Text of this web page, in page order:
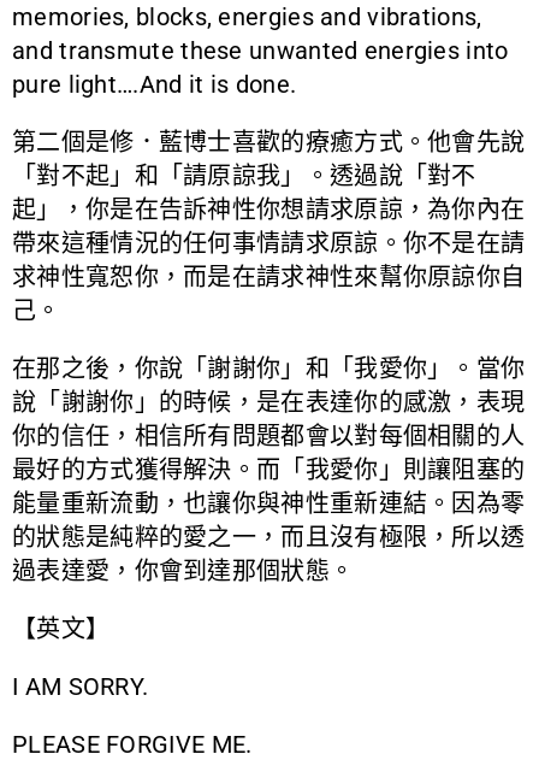
memories, blocks, energies and vibrations,
and transmute these unwanted energies into
pure light….And it is done.
第二個是修．藍博士喜歡的療癒方式。他會先說
「對不起」和「請原諒我」。透過說「對不
起」，你是在告訴神性你想請求原諒，為你內在
帶來這種情況的任何事情請求原諒。你不是在請
求神性寬恕你，而是在請求神性來幫你原諒你自
己。
在那之後，你說「謝謝你」和「我愛你」。當你
說「謝謝你」的時候，是在表達你的感激，表現
你的信任，相信所有問題都會以對每個相關的人
最好的方式獲得解決。而「我愛你」則讓阻塞的
能量重新流動，也讓你與神性重新連結。因為零
的狀態是純粹的愛之一，而且沒有極限，所以透
過表達愛，你會到達那個狀態。
【英文】
I AM SORRY.
PLEASE FORGIVE ME.